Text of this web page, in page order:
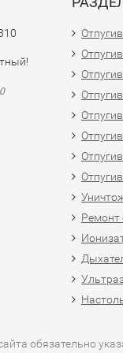
Ремонт
обязательно